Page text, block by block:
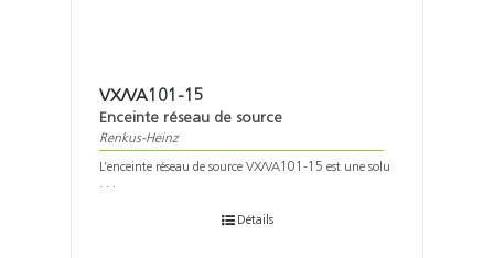
VX/VA101-15
Enceinte réseau de source
Renkus-Heinz
L’enceinte réseau de source VX/VA101-15 est une solu
. . .
Détails